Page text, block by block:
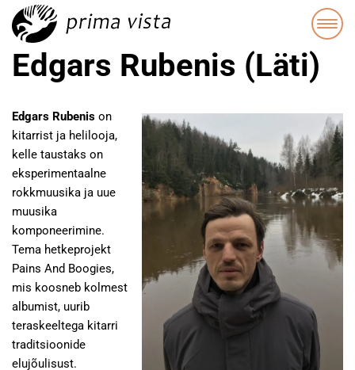
Edgars Rubenis (Läti)
Edgars Rubenis on
kitarrist ja helilooja,
kelle taustaks on
eksperimentaalne
rokkmuusika ja uue
muusika
komponeerimine.
Tema hetkeprojekt
Pains And Boogies,
mis koosneb kolmest
albumist, uurib
teraskeeltega kitarri
traditsioonide
elujõulisust.